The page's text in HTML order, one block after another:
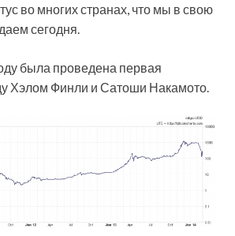
во многих странах, что мы в свою
сегодня.
была проведена первая
Хэлом Финли и Сатоши Накамото.